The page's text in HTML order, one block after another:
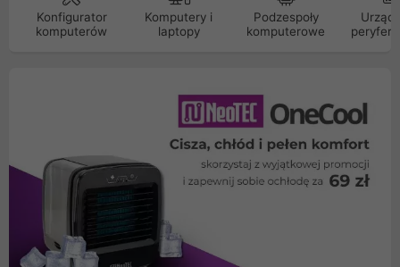
Konfigurator
komputerów
Komputery i
laptopy
Podzespoły
komputerowe